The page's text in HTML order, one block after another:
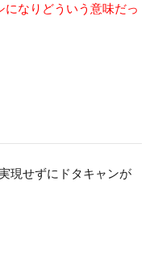
になりどういう意味だっ
現せずにドタキャンが